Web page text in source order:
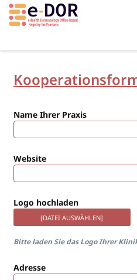
Name Ihrer Praxis
Website
Logo hochladen
[DATEI AUSWÄHLEN]
Bitte laden Sie das Logo Ihrer
Adresse